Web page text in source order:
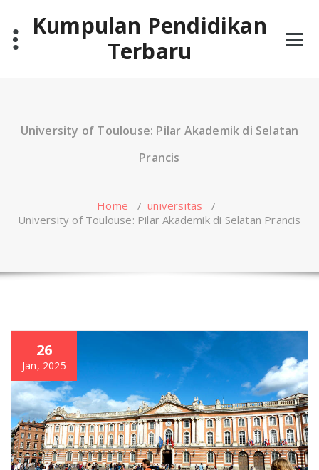
contentKumpulan Pendidikan
Terbaru
University of Toulouse: Pilar Akademik di Selatan
Prancis
Home /universitas /
University of Toulouse: Pilar Akademik di Selatan Prancis
26
Jan, 2025